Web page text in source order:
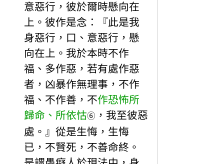
意惡行，彼於爾時懸向在
上。彼作是念：『此是我
身惡行，口、意惡行，懸
向在上。我於本時不作
福、多作惡，若有處作惡
者，凶暴作無理事，不作
福、不作善，不作恐怖所
歸命、所依怙⑥ ，我至彼惡
處。』從是生悔，生悔
已，不賢死，不善命終。